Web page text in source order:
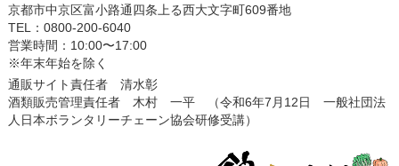
京都市中京区富小路通四条上る西大文字町609番地
TEL：0800-200-6040
営業時間：10:00〜17:00
※年末年始を除く
通販サイト責任者 清水彰
酒類販売管理責任者 木村 一平 （令和6年7月12日 一般社団法
人日本ボランタリーチェーン協会研修受講）